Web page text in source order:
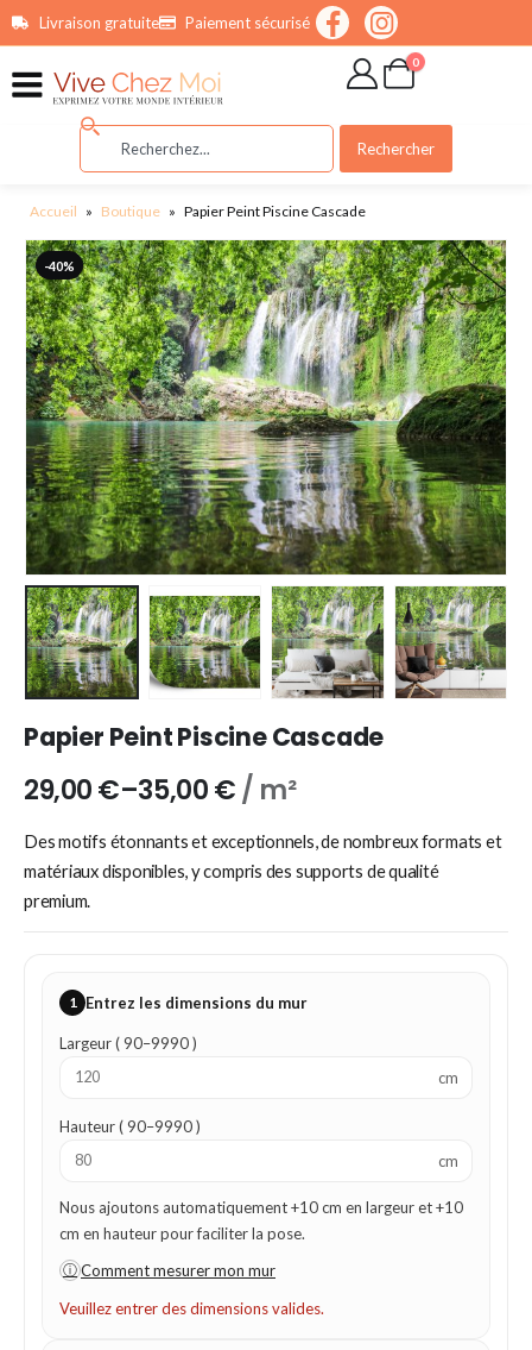
principalLivraison gratuite Paiement sécurisé
0
Rechercher
Accueil » Boutique » Papier Peint Piscine Cascade
-40%
Papier Peint Piscine Cascade
29,00€–35,00€/ m²
Des motifs étonnants et exceptionnels, de nombreux formats et
matériaux disponibles, y compris des supports de qualité
premium.
1 Entrez les dimensions du mur
Largeur ( 90–9990 )
cm
Hauteur ( 90–9990 )
cm
Nous ajoutons automatiquement +10 cm en largeur et +10
cm en hauteur pour faciliter la pose.
ⓘ Comment mesurer mon mur
Veuillez entrer des dimensions valides.